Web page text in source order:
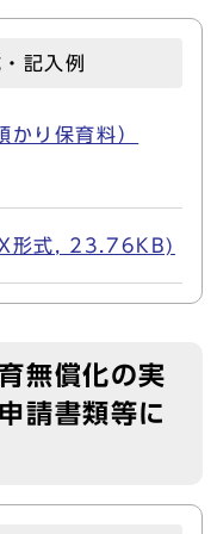
記入例
かり保育料）
形式, 23.76KB)
無償化の実
請書類等に